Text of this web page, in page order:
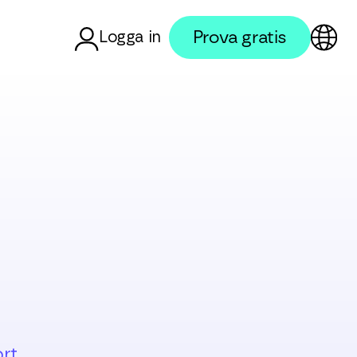
Logga in Prova gratis